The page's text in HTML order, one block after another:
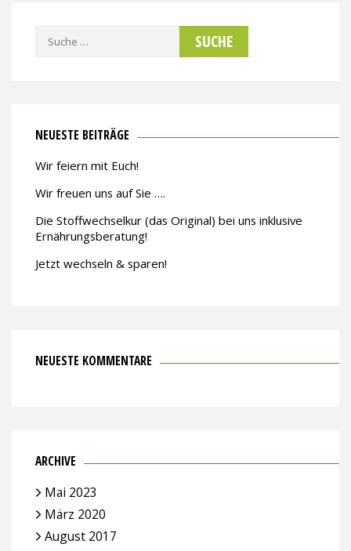
Suche
NEUESTE BEITRÄGE
Wir feiern mit Euch!
Wir freuen uns auf Sie ….
Die Stoffwechselkur (das Original) bei uns inklusive
Ernährungsberatung!
Jetzt wechseln & sparen!
NEUESTE KOMMENTARE
ARCHIVE
Mai 2023
März 2020
August 2017